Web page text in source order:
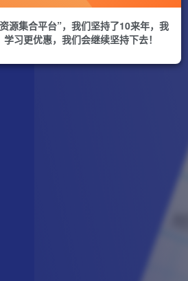
源集合平台”，我们坚持了10来年，我
习更优惠，我们会继续坚持下去！